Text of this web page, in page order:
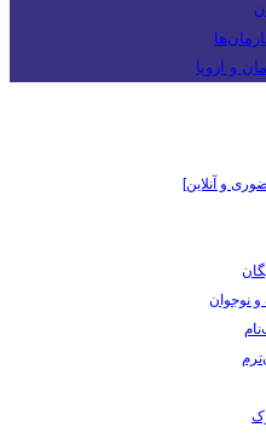
و اروپا
و آنلاین]
نوجوان